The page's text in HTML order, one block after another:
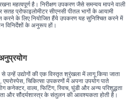
रखना महत्वपूर्ण है। निरीक्षण उपकरण जैसे समन्वय मापने वाली
प्रोफाइलोमीटर सीएनसी पीतल भागों के आयामी
करने के लिए नियोजित हैंये उपकरण यह सुनिश्चित करने में
विनिर्देशों के अनुरूप हों।
उन्हें उद्योगों की एक विस्तृत श्रृंखला में लागू किया जाता
चिकित्सा उपकरणों में अपना उपयोग पाते
कनेक्टर, वाल्व, फिटिंग, स्विच, घुंडी और अन्य परिशुद्धता
और सौंदर्यशास्त्र के संतुलन की आवश्यकता होती है।